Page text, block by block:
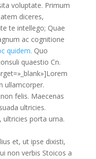
voluptate. Primum
diceres,
te intellego; Quae
ac cognitione
quidem. Quo
quaestio Cn.
ullamcorper.
felis. Maecenas
ultricies.
ultricies porta urna.
et, ut ipse dixisti,
non verbis Stoicos a